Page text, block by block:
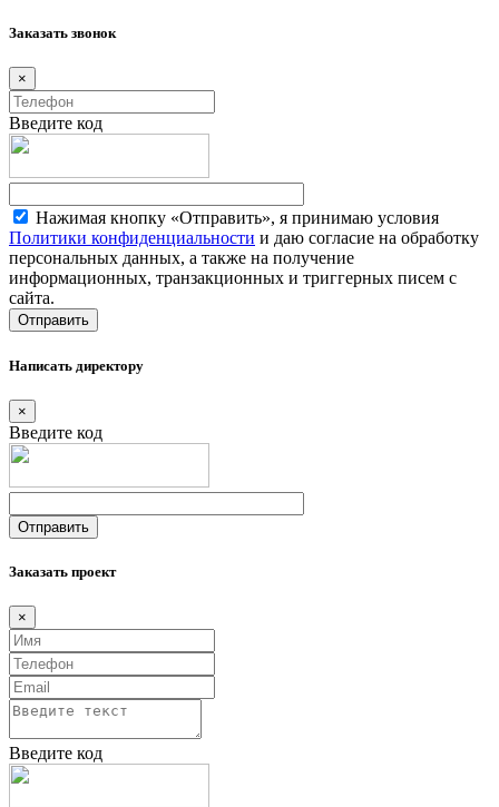
Заказать звонок
×
Введите код
Нажимая кнопку «Отправить», я принимаю условия
Политики конфиденциальности и даю согласие на обработку
персональных данных, а также на получение
информационных, транзакционных и триггерных писем с
сайта.
Написать директору
×
Введите код
Заказать проект
×
Введите код